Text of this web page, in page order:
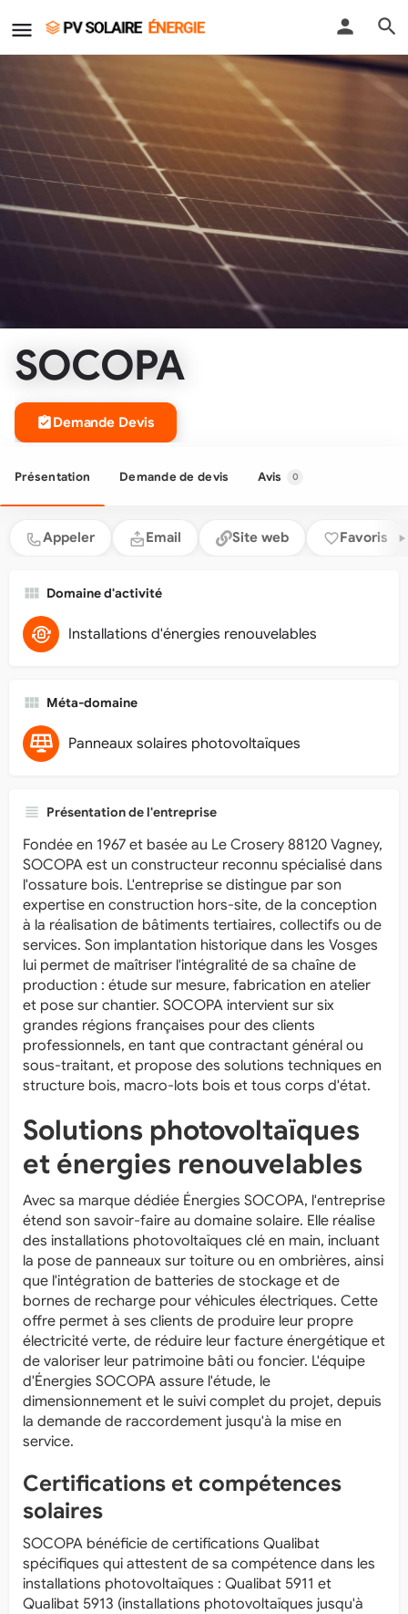
SOCOPA
Demande Devis
Présentation Demande de devis Avis 0
Appeler Email Site web Favoris
Domaine d'activité
Installations d'énergies renouvelables
Méta-domaine
Panneaux solaires photovoltaïques
Présentation de l'entreprise
Fondée en 1967 et basée au Le Crosery 88120 Vagney,
SOCOPA est un constructeur reconnu spécialisé dans
l'ossature bois. L'entreprise se distingue par son
expertise en construction hors-site, de la conception
à la réalisation de bâtiments tertiaires, collectifs ou de
services. Son implantation historique dans les Vosges
lui permet de maîtriser l'intégralité de sa chaîne de
production : étude sur mesure, fabrication en atelier
et pose sur chantier. SOCOPA intervient sur six
grandes régions françaises pour des clients
professionnels, en tant que contractant général ou
sous-traitant, et propose des solutions techniques en
structure bois, macro-lots bois et tous corps d'état.
Solutions photovoltaïques
et énergies renouvelables
Avec sa marque dédiée Énergies SOCOPA, l'entreprise
étend son savoir-faire au domaine solaire. Elle réalise
des installations photovoltaïques clé en main, incluant
la pose de panneaux sur toiture ou en ombrières, ainsi
que l'intégration de batteries de stockage et de
bornes de recharge pour véhicules électriques. Cette
offre permet à ses clients de produire leur propre
électricité verte, de réduire leur facture énergétique et
de valoriser leur patrimoine bâti ou foncier. L'équipe
d'Énergies SOCOPA assure l'étude, le
dimensionnement et le suivi complet du projet, depuis
la demande de raccordement jusqu'à la mise en
service.
Certifications et compétences
solaires
SOCOPA bénéficie de certifications Qualibat
spécifiques qui attestent de sa compétence dans les
installations photovoltaïques : Qualibat 5911 et
Qualibat 5913 (installations photovoltaïques jusqu'à